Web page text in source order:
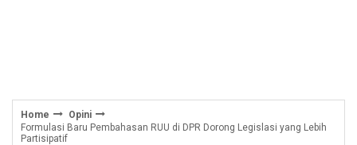
Home
Opini
Formulasi Baru Pembahasan RUU di DPR Dorong Legislasi yang Lebih
Partisipatif